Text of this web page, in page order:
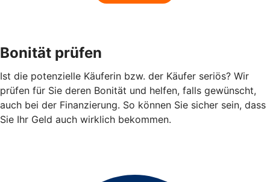
Bonität prüfen
Ist die potenzielle Käuferin bzw. der Käufer seriös? Wir
prüfen für Sie deren Bonität und helfen, falls gewünscht,
auch bei der Finanzierung. So können Sie sicher sein, dass
Sie Ihr Geld auch wirklich bekommen.